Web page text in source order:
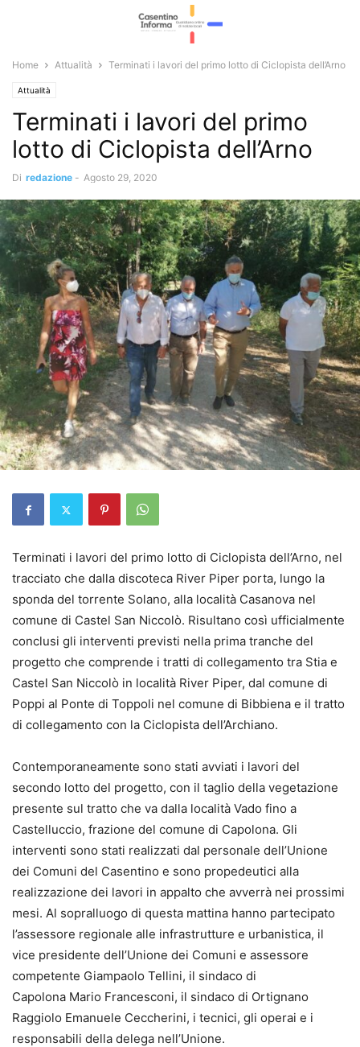
Home Attualità Terminati i lavori del primo lotto di Ciclopista dell’Arno
Attualità
Terminati i lavori del primo
lotto di Ciclopista dell’Arno
Di redazione - Agosto 29, 2020
Terminati i lavori del primo lotto di Ciclopista dell’Arno, nel
tracciato che dalla discoteca River Piper porta, lungo la
sponda del torrente Solano, alla località Casanova nel
comune di Castel San Niccolò. Risultano così ufficialmente
conclusi gli interventi previsti nella prima tranche del
progetto che comprende i tratti di collegamento tra Stia e
Castel San Niccolò in località River Piper, dal comune di
Poppi al Ponte di Toppoli nel comune di Bibbiena e il tratto
di collegamento con la Ciclopista dell’Archiano.
Contemporaneamente sono stati avviati i lavori del
secondo lotto del progetto, con il taglio della vegetazione
presente sul tratto che va dalla località Vado fino a
Castelluccio, frazione del comune di Capolona. Gli
interventi sono stati realizzati dal personale dell’Unione
dei Comuni del Casentino e sono propedeutici alla
realizzazione dei lavori in appalto che avverrà nei prossimi
mesi. Al sopralluogo di questa mattina hanno partecipato
l’assessore regionale alle infrastrutture e urbanistica, il
vice presidente dell’Unione dei Comuni e assessore
competente Giampaolo Tellini, il sindaco di
Capolona Mario Francesconi, il sindaco di Ortignano
Raggiolo Emanuele Ceccherini, i tecnici, gli operai e i
responsabili della delega nell’Unione.